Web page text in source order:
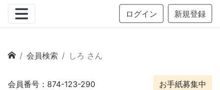
ログイン 新規登録
会員検索 しろ さん
会員番号：874-123-290 お手紙募集中